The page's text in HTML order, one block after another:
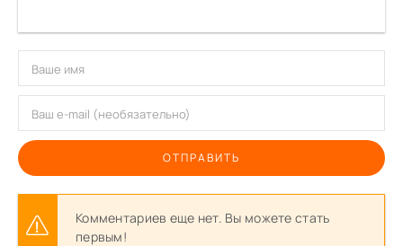
ОТПРАВИТЬ
Комментариев еще нет. Вы можете стать
первым!